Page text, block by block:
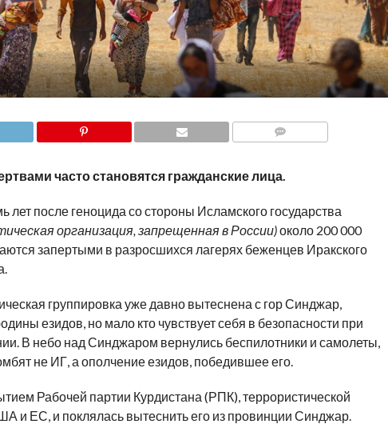
часто становятся гражданские лица.
лет после геноцида со стороны Исламского государства
организация, запрещенная в России)около 200 000
запертыми в разросшихся лагерях беженцев Иракского
группировка уже давно вытеснена с гор Синджар,
езидов, но мало кто чувствует себя в безопасности при
В небо над Синджаром вернулись беспилотники и самолеты,
не ИГ, а ополчение езидов, победившее его.
Рабочей партии Курдистана (РПК), террористической
и ЕС, и поклялась вытеснить его из провинции Синджар.